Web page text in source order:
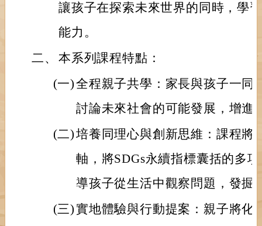
讓孩子在探索未來世界的同時，學
能力。
二、 本系列課程特點：
(一)全程親子共學：家長與孩子一同
討論未來社會的可能發展，增進
(二)培養同理心與創新思維：課程將
軸，將SDGs永續指標囊括的多
導孩子從生活中觀察問題，發掘
(三)實地體驗與行動提案：親子將化